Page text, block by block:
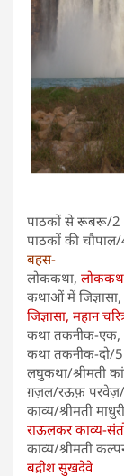
पाठकों से रूबरू/2
पाठकों की
बहस-
लोककथा,
कथाओं में जिज्ञासा,
जिज्ञासा, महान
कथा तकनीक-एक,
कथा तकनीक-दो/5
लघुकथा/श्रीमती
ग़ज़ल/रऊफ़
काव्य/श्रीमती
राऊलकर काव्य-
काव्य/श्रीमती
बद्रीश सुखदेवे